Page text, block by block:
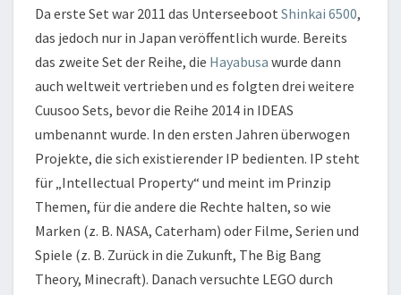
Da erste Set war 2011 das Unterseeboot Shinkai 6500,
das jedoch nur in Japan veröffentlich wurde. Bereits
das zweite Set der Reihe, die Hayabusa wurde dann
auch weltweit vertrieben und es folgten drei weitere
Cuusoo Sets, bevor die Reihe 2014 in IDEAS
umbenannt wurde. In den ersten Jahren überwogen
Projekte, die sich existierender IP bedienten. IP steht
für „Intellectual Property“ und meint im Prinzip
Themen, für die andere die Rechte halten, so wie
Marken (z. B. NASA, Caterham) oder Filme, Serien und
Spiele (z. B. Zurück in die Zukunft, The Big Bang
Theory, Minecraft). Danach versuchte LEGO durch